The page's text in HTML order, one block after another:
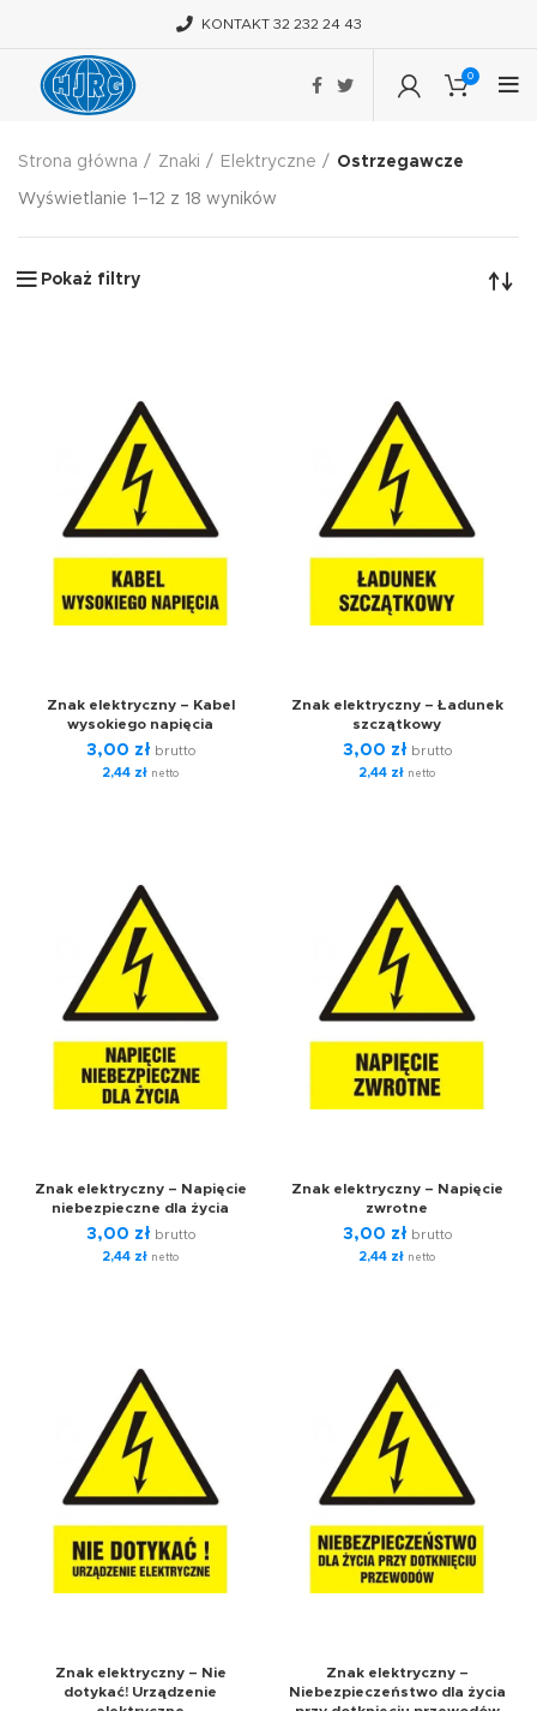
KONTAKT 32 232 24 43
0
Strona główna Znaki Elektryczne Ostrzegawcze
Wyświetlanie 1–12 z 18 wyników
Pokaż filtry
Znak elektryczny – Kabel
wysokiego napięcia
3,00 zł brutto
2,44 zł netto
Znak elektryczny – Ładunek
szczątkowy
3,00 zł brutto
2,44 zł netto
Znak elektryczny – Napięcie
niebezpieczne dla życia
3,00 zł brutto
2,44 zł netto
Znak elektryczny – Napięcie
zwrotne
3,00 zł brutto
2,44 zł netto
Znak elektryczny – Nie
dotykać! Urządzenie
Znak elektryczny –
Niebezpieczeństwo dla życia